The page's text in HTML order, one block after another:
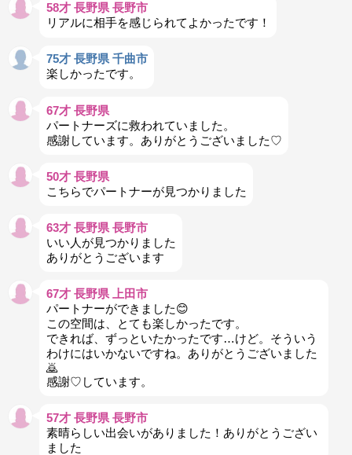
58才 長野県 長野市
リアルに相手を感じられてよかったです！
75才 長野県 千曲市
楽しかったです。
67才 長野県
パートナーズに救われていました。
感謝しています。ありがとうございました♡
50才 長野県
こちらでパートナーが見つかりました
63才 長野県 長野市
いい人が見つかりました
ありがとうございます
67才 長野県 上田市
パートナーができました😊
この空間は、とても楽しかったです。
できれば、ずっといたかったです…けど。そういう
わけにはいかないですね。ありがとうございました
🙇
感謝♡しています。
57才 長野県 長野市
素晴らしい出会いがありました！ありがとうござい
ました